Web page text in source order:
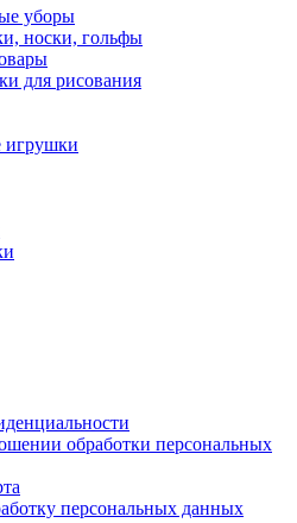
уборы
носки, гольфы
для рисования
игрушки
обработки персональных
персональных данных